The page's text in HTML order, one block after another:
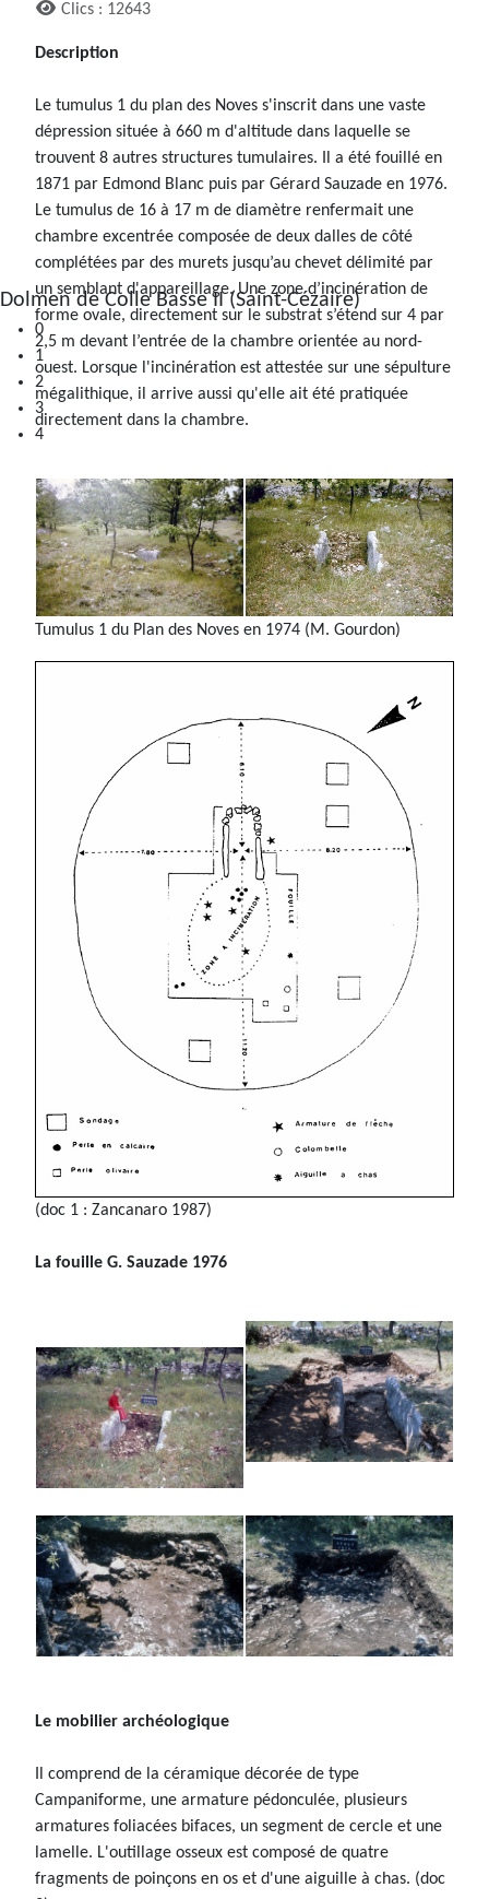
0
2
3
4
Clics : 12643
Description
Le tumulus 1 du plan des Noves s'inscrit dans une vaste
dépression située à 660 m d'altitude dans laquelle se
trouvent 8 autres structures tumulaires. Il a été fouillé en
1871 par Edmond Blanc puis par Gérard Sauzade en 1976.
Le tumulus de 16 à 17 m de diamètre renfermait une
chambre excentrée composée de deux dalles de côté
complétées par des murets jusqu’au chevet délimité par
un semblant d'appareillage. Une zone d’incinération de
forme ovale, directement sur le substrat s’étend sur 4 par
2,5 m devant l’entrée de la chambre orientée au nord-
ouest. Lorsque l'incinération est attestée sur une sépulture
mégalithique, il arrive aussi qu'elle ait été pratiquée
directement dans la chambre.
Tumulus 1 du Plan des Noves en 1974 (M. Gourdon)
(doc 1 : Zancanaro 1987)
La fouille G. Sauzade 1976
Le mobilier archéologique
Il comprend de la céramique décorée de type
Campaniforme, une armature pédonculée, plusieurs
armatures foliacées bifaces, un segment de cercle et une
lamelle. L'outillage osseux est composé de quatre
fragments de poinçons en os et d'une aiguille à chas. (doc